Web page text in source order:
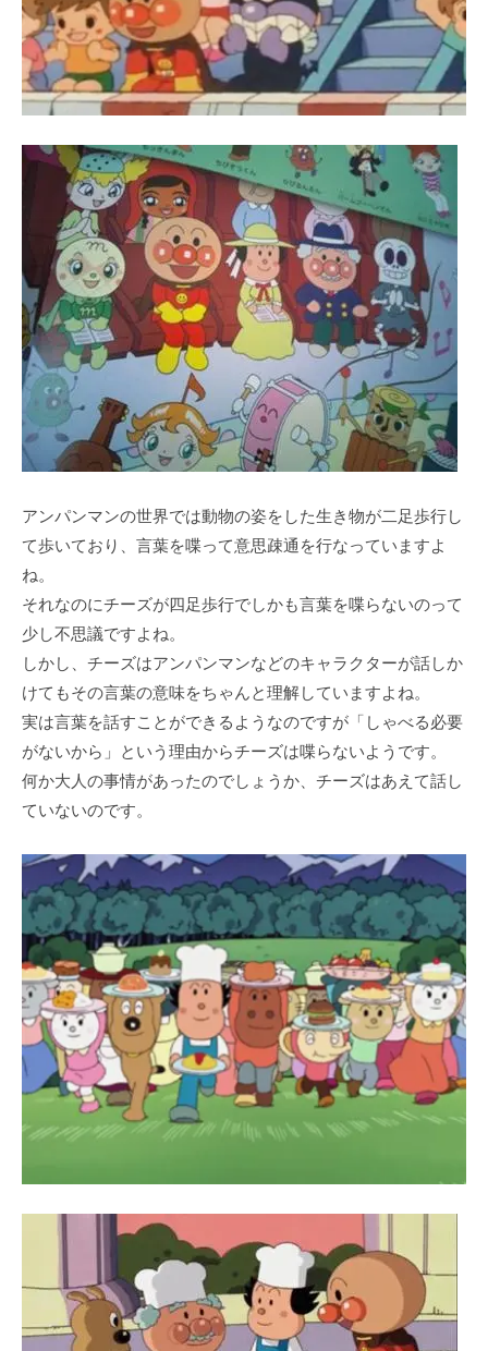
アンパンマンの世界では動物の姿をした⽣き物が⼆⾜歩⾏し
て歩いており、⾔葉を喋って意思疎通を⾏なっていますよ
ね。
それなのにチーズが四⾜歩⾏でしかも⾔葉を喋らないのって
少し不思議ですよね。
しかし、チーズはアンパンマンなどのキャラクターが話しか
けてもその⾔葉の意味をちゃんと理解していますよね。
実は⾔葉を話すことができるようなのですが「しゃべる必要
がないから」という理由からチーズは喋らないようです。
何か⼤⼈の事情があったのでしょうか、チーズはあえて話し
ていないのです。